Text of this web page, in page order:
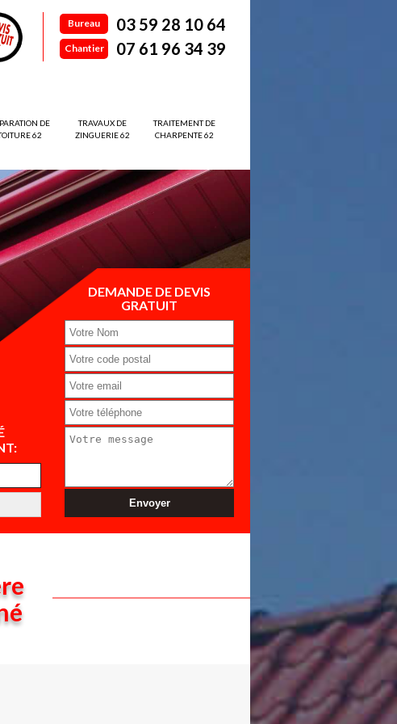
Bureau 03 59 28 10 64
Chantier 07 61 96 34 39
DE
62
TRAVAUX DE
ZINGUERIE 62
TRAITEMENT DE
CHARPENTE 62
DEMANDE DE DEVIS
GRATUIT